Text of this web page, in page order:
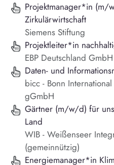
Projektmanager*in (m/
Zirkulärwirtschaft
Siemens Stiftung
Projektleiter*in
EBP Deutschland GmbH
Daten- und
bicc - Bonn
gGmbH
Gärtner (m/w/d) für
Land
WIB - Weißenseer
(gemeinnützig)
Energiemanager*in